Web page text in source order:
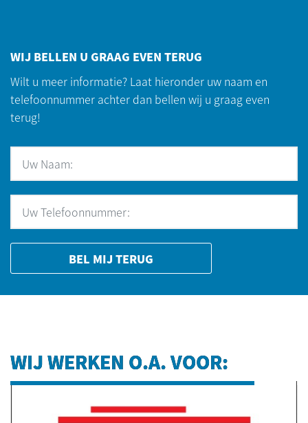
WIJ BELLEN U GRAAG EVEN TERUG
Wilt u meer informatie? Laat hieronder uw naam en
telefoonnummer achter dan bellen wij u graag even
terug!
BEL MIJ TERUG
WIJ WERKEN O.A. VOOR: